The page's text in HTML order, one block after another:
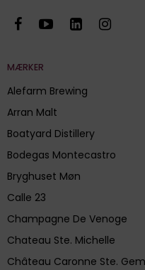
MÆRKER
Alefarm Brewing
Arran Malt
Boatyard Distillery
Bodegas Montecastro
Bryghuset Møn
Calle 23
Champagne De Venoge
Chateau Ste. Michelle
Château Caronne Ste.